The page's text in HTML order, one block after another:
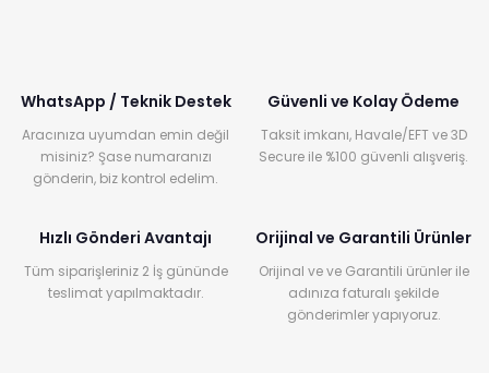
WhatsApp / Teknik Destek
Aracınıza uyumdan emin değil
misiniz? Şase numaranızı
gönderin, biz kontrol edelim.
Güvenli ve Kolay Ödeme
Taksit imkanı, Havale/EFT ve 3D
Secure ile %100 güvenli alışveriş.
Hızlı Gönderi Avantajı
Tüm siparişleriniz 2 İş gününde
teslimat yapılmaktadır.
Orijinal ve Garantili Ürünler
Orijinal ve ve Garantili ürünler ile
adınıza faturalı şekilde
gönderimler yapıyoruz.